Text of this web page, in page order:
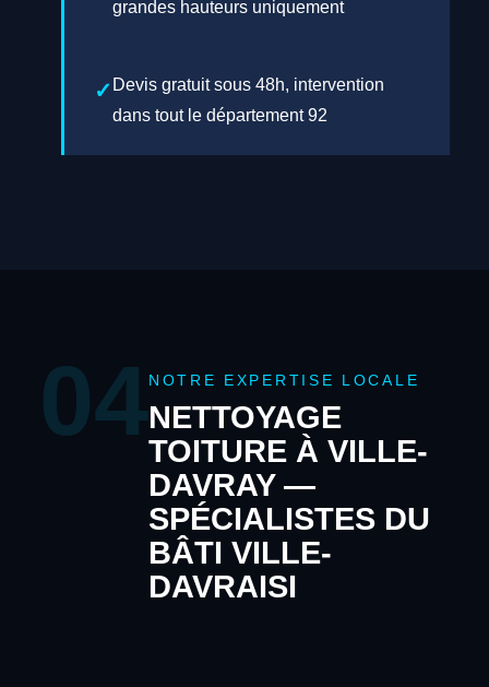
grandes hauteurs uniquement
Devis gratuit sous 48h, intervention
dans tout le département 92
04NOTRE EXPERTISE LOCALE
NETTOYAGE
TOITURE À VILLE-
DAVRAY —
SPÉCIALISTES DU
BÂTI VILLE-
DAVRAISI